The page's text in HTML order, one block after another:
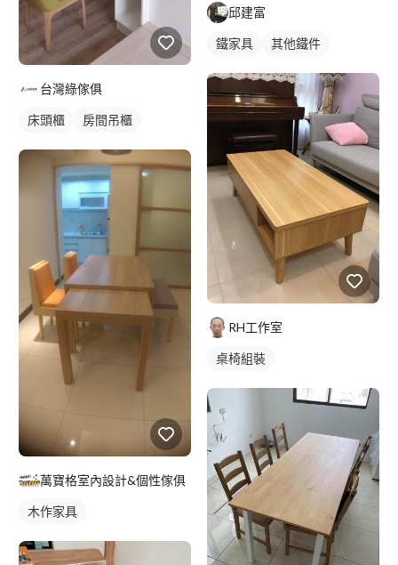
台灣綠傢俱
床頭櫃 房間吊櫃
萬寶格室內設計&個性傢俱
木作家具
邱建富
鐵家具 其他鐵件
RH工作室
桌椅組裝